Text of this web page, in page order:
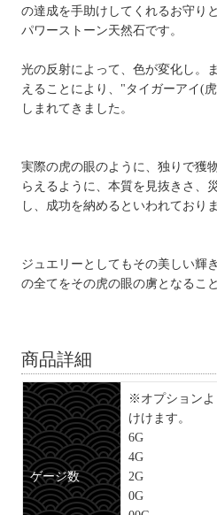
の達成を手助けしてくれるお守り
パワーストーン天然石です。
光の反射によって、色が変化し。
えることにより、"タイガーアイ(
しまれてきました。
実際の虎の眼のように、独りで獲
らえるように、本質を見抜きさ、
し、成功を納めるといわれておりま
ジュエリーとしてもその美しい輝
の全てをその虎の眼の虜となるこ
商品詳細
ゲージ数
※オプションよ
けけます。
6G
4G
2G
0G